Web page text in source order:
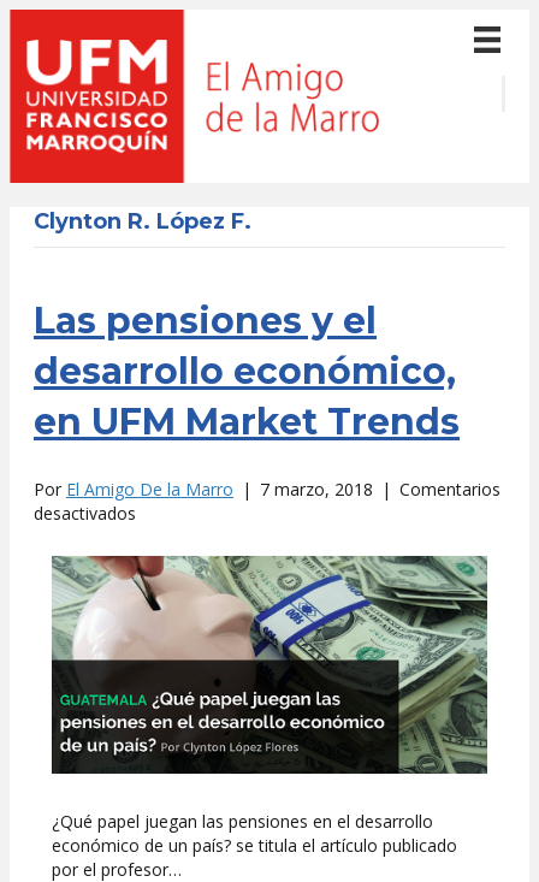
Clynton R. López F.
Las pensiones y el
desarrollo económico,
en UFM Market Trends
Por El Amigo De la Marro | 7 marzo, 2018 | Comentarios
desactivados
pensiones
y
el
desarrollo
económico,
UFM
Market
Trends
¿Qué papel juegan las pensiones en el desarrollo
económico de un país? se titula el artículo publicado
por el profesor…